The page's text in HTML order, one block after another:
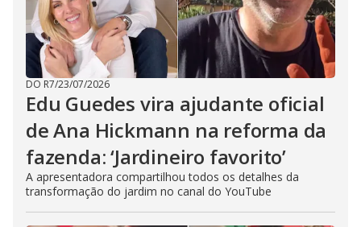
DO R7/23/07/2026
Edu Guedes vira ajudante oficial
de Ana Hickmann na reforma da
fazenda: ‘Jardineiro favorito’
A apresentadora compartilhou todos os detalhes da
transformação do jardim no canal do YouTube